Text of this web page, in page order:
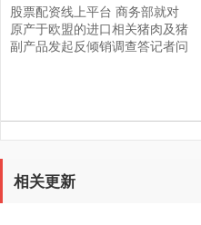
股票配资线上平台 商务部就对
原产于欧盟的进口相关猪肉及猪
副产品发起反倾销调查答记者问
相关更新